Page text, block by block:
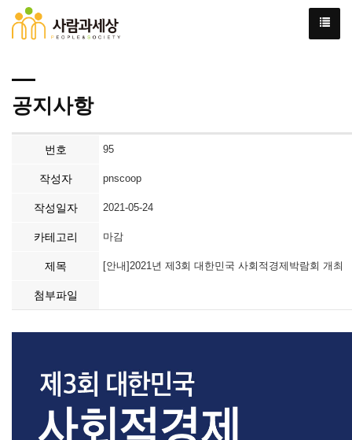
공지사항
번호 95
작성자 pnscoop
작성일자 2021-05-24
카테고리 마감
제목 [안내]2021년 제3회 대한민국 사회적경제박람회 개최
첨부파일